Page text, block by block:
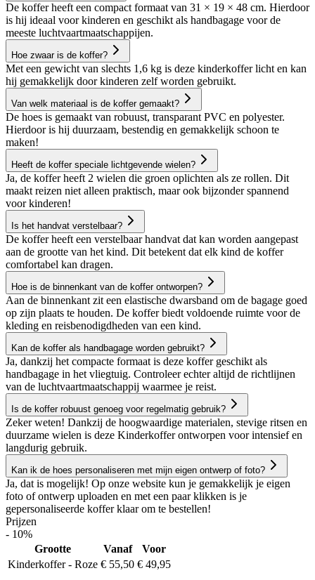
De koffer heeft een compact formaat van 31 × 19 × 48 cm. Hierdoor
is hij ideaal voor kinderen en geschikt als handbagage voor de
meeste luchtvaartmaatschappijen.
Hoe zwaar is de koffer?
Met een gewicht van slechts 1,6 kg is deze kinderkoffer licht en kan
hij gemakkelijk door kinderen zelf worden gebruikt.
Van welk materiaal is de koffer gemaakt?
De hoes is gemaakt van robuust, transparant PVC en polyester.
Hierdoor is hij duurzaam, bestendig en gemakkelijk schoon te
maken!
Heeft de koffer speciale lichtgevende wielen?
Ja, de koffer heeft 2 wielen die groen oplichten als ze rollen. Dit
maakt reizen niet alleen praktisch, maar ook bijzonder spannend
voor kinderen!
Is het handvat verstelbaar?
De koffer heeft een verstelbaar handvat dat kan worden aangepast
aan de grootte van het kind. Dit betekent dat elk kind de koffer
comfortabel kan dragen.
Hoe is de binnenkant van de koffer ontworpen?
Aan de binnenkant zit een elastische dwarsband om de bagage goed
op zijn plaats te houden. De koffer biedt voldoende ruimte voor de
kleding en reisbenodigdheden van een kind.
Kan de koffer als handbagage worden gebruikt?
Ja, dankzij het compacte formaat is deze koffer geschikt als
handbagage in het vliegtuig. Controleer echter altijd de richtlijnen
van de luchtvaartmaatschappij waarmee je reist.
Is de koffer robuust genoeg voor regelmatig gebruik?
Zeker weten! Dankzij de hoogwaardige materialen, stevige ritsen en
duurzame wielen is deze Kinderkoffer ontworpen voor intensief en
langdurig gebruik.
Kan ik de hoes personaliseren met mijn eigen ontwerp of foto?
Ja, dat is mogelijk! Op onze website kun je gemakkelijk je eigen
foto of ontwerp uploaden en met een paar klikken is je
gepersonaliseerde koffer klaar om te bestellen!
Prijzen
- 10%
Grootte
Vanaf
Voor
Kinderkoffer - Roze € 55,50 € 49,95